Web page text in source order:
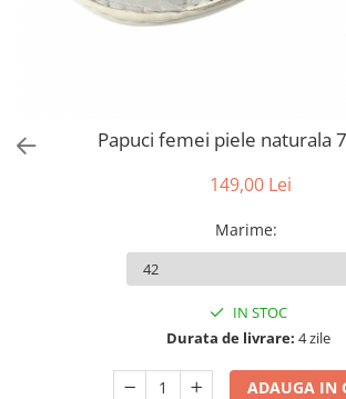
Papuci femei piele naturala
149,00 Lei
Marime:
IN STOC
Durata de livrare: 4 zile
ADAUGA IN